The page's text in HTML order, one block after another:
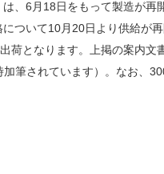
、6月18日をもって製造が再
ついて10月20日より供給が
荷となります。上掲の案内文
筆されています）。なお、